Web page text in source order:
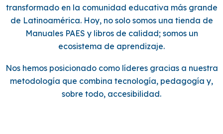
transformado en la comunidad educativa más grande
de Latinoamérica. Hoy, no solo somos una tienda de
Manuales PAES y libros de calidad; somos un
ecosistema de aprendizaje.
Nos hemos posicionado como líderes gracias a nuestra
metodología que combina tecnología, pedagogía y,
sobre todo, accesibilidad.